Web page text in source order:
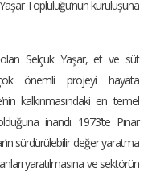
Topluluğu’nun kuruluşuna
olan Selçuk Yaşar, et ve süt
önemli projeyi hayata
kalkınmasındaki en temel
inandı. 1973’te Pınar
sürdürülebilir değer yaratma
yaratılmasına ve sektörün